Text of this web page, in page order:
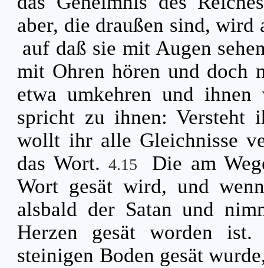
aber, die draußen sind,
auf daß sie mit Augen
mit Ohren hören und doch
etwa umkehren und
spricht zu ihnen: Versteht
wollt ihr alle Gleichnisse
das Wort.4.15
Die am
Wort gesät wird, und
alsbald der Satan und
Herzen gesät worden
steinigen Boden gesät